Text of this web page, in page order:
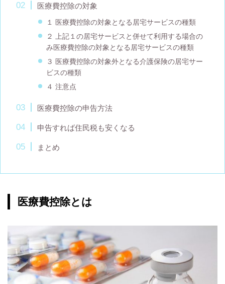
医療費控除の対象
１ 医療費控除の対象となる居宅サービスの種類
２ 上記１の居宅サービスと併せて利用する場合の
み医療費控除の対象となる居宅サービスの種類
３ 医療費控除の対象外となる介護保険の居宅サー
ビスの種類
４ 注意点
医療費控除の申告方法
申告すれば住民税も安くなる
まとめ
医療費控除とは